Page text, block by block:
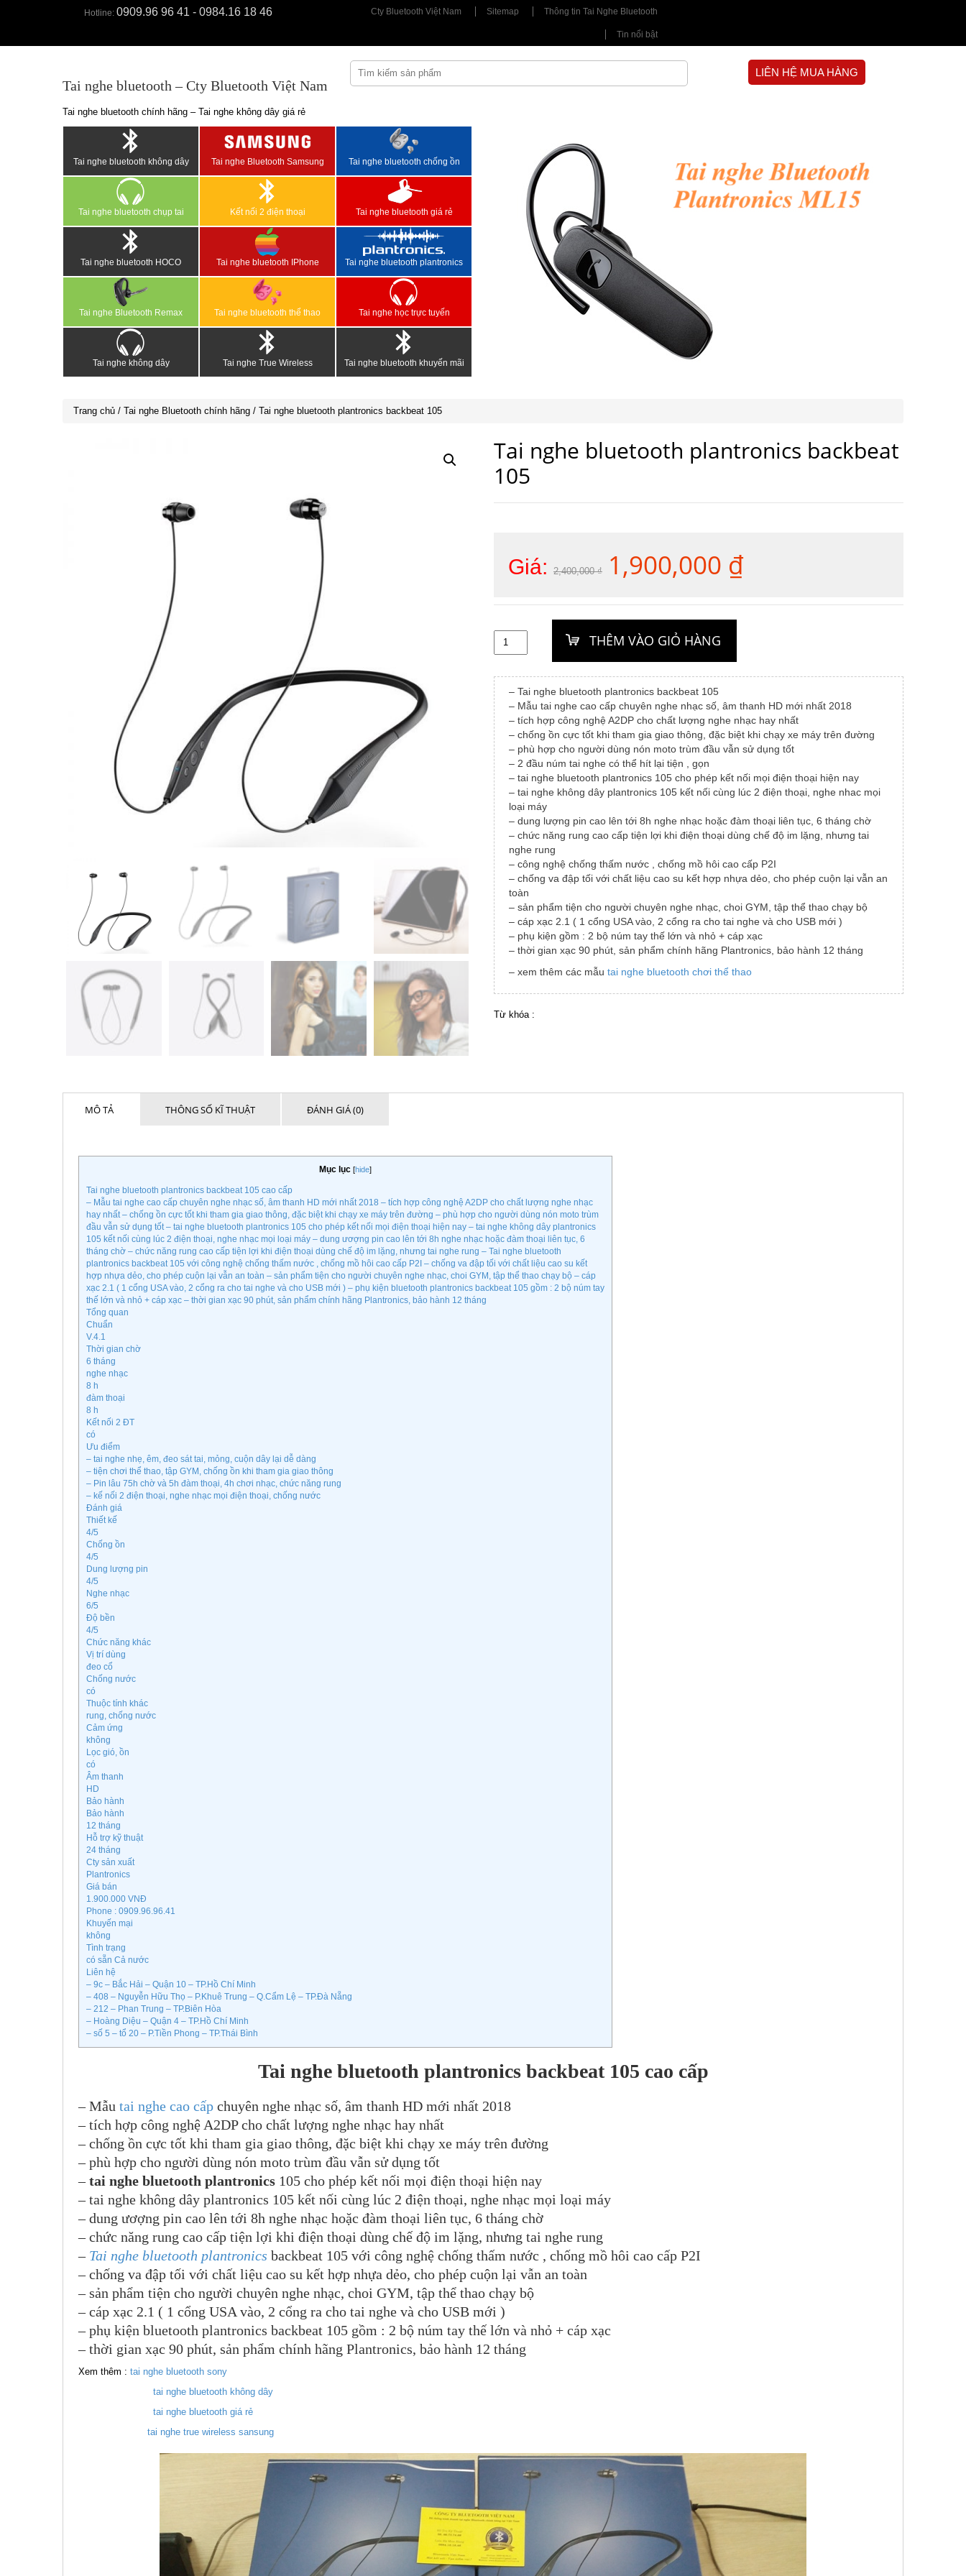
Hotline: 0909.96 96 41 - 0984.16 18 46 Cty Bluetooth Việt Nam Sitemap Thông tin Tai Nghe Bluetooth
Tin nổi bật
Tai nghe bluetooth – Cty Bluetooth Việt Nam
Tai nghe bluetooth chính hãng – Tai nghe không dây giá rẻ
LIÊN HỆ MUA HÀNG
Tai nghe bluetooth không dây Tai nghe Bluetooth Samsung Tai nghe bluetooth chống ồn
Tai nghe bluetooth chụp tai Kết nối 2 điện thoại Tai nghe bluetooth giá rẻ
Tai nghe bluetooth HOCO Tai nghe bluetooth IPhone Tai nghe bluetooth plantronics
Tai nghe Bluetooth Remax Tai nghe bluetooth thể thao Tai nghe học trực tuyến
Tai nghe không dây Tai nghe True Wireless Tai nghe bluetooth khuyến mãi
Trang chủ / Tai nghe Bluetooth chính hãng / Tai nghe bluetooth plantronics backbeat 105
Tai nghe bluetooth plantronics backbeat
105
Giá: 2,400,000₫
Giá
là:
2,400,000 ₫.
1,900,000 ₫Giá
1,900,000 ₫.
– Tai nghe bluetooth plantronics backbeat 105
– Mẫu tai nghe cao cấp chuyên nghe nhạc số, âm thanh HD mới nhất 2018
– tích hợp công nghệ A2DP cho chất lượng nghe nhạc hay nhất
– chống ồn cực tốt khi tham gia giao thông, đặc biệt khi chạy xe máy trên đường
– phù hợp cho người dùng nón moto trùm đầu vẫn sử dụng tốt
– 2 đầu núm tai nghe có thể hít lại tiện , gọn
– tai nghe bluetooth plantronics 105 cho phép kết nối mọi điện thoại hiện nay
– tai nghe không dây plantronics 105 kết nối cùng lúc 2 điện thoại, nghe nhac mọi
loại máy
– dung lượng pin cao lên tới 8h nghe nhạc hoặc đàm thoại liên tục, 6 tháng chờ
– chức năng rung cao cấp tiện lợi khi điện thoại dùng chế độ im lặng, nhưng tai
nghe rung
– công nghệ chống thấm nước , chống mồ hôi cao cấp P2I
– chống va đập tối với chất liệu cao su kết hợp nhựa dẻo, cho phép cuộn lại vẫn an
toàn
– sản phẩm tiện cho người chuyên nghe nhạc, choi GYM, tập thể thao chạy bộ
– cáp xạc 2.1 ( 1 cổng USA vào, 2 cổng ra cho tai nghe và cho USB mới )
– phụ kiện gồm : 2 bộ núm tay thế lớn và nhỏ + cáp xạc
– thời gian xạc 90 phút, sản phẩm chính hãng Plantronics, bảo hành 12 tháng
– xem thêm các mẫu tai nghe bluetooth chơi thể thao
Từ khóa :
MÔ TẢ THÔNG SỐ KĨ THUẬT ĐÁNH GIÁ (0)
Mục lục [hide]
Tai nghe bluetooth plantronics backbeat 105 cao cấp
– Mẫu tai nghe cao cấp chuyên nghe nhạc số, âm thanh HD mới nhất 2018 – tích hợp công nghệ A2DP cho chất lượng nghe nhạc
hay nhất – chống ồn cực tốt khi tham gia giao thông, đặc biệt khi chạy xe máy trên đường – phù hợp cho người dùng nón moto trùm
đầu vẫn sử dụng tốt – tai nghe bluetooth plantronics 105 cho phép kết nối mọi điện thoại hiện nay – tai nghe không dây plantronics
105 kết nối cùng lúc 2 điện thoại, nghe nhạc mọi loại máy – dung ươợng pin cao lên tới 8h nghe nhạc hoặc đàm thoại liên tục, 6
tháng chờ – chức năng rung cao cấp tiện lợi khi điện thoại dùng chế độ im lặng, nhưng tai nghe rung – Tai nghe bluetooth
plantronics backbeat 105 với công nghệ chống thấm nước , chống mồ hôi cao cấp P2I – chống va đập tối với chất liệu cao su kết
hợp nhựa dẻo, cho phép cuộn lại vẫn an toàn – sản phẩm tiện cho người chuyên nghe nhạc, choi GYM, tập thể thao chạy bộ – cáp
xạc 2.1 ( 1 cổng USA vào, 2 cổng ra cho tai nghe và cho USB mới ) – phụ kiện bluetooth plantronics backbeat 105 gồm : 2 bộ núm tay
thế lớn và nhỏ + cáp xạc – thời gian xạc 90 phút, sản phẩm chính hãng Plantronics, bảo hành 12 tháng
Tổng quan
Chuẩn
V.4.1
Thời gian chờ
6 tháng
nghe nhạc
8 h
đàm thoại
8 h
Kết nối 2 ĐT
có
Ưu điểm
– tai nghe nhẹ, êm, đeo sát tai, mỏng, cuộn dây lại dễ dàng
– tiện chơi thể thao, tập GYM, chống ồn khi tham gia giao thông
– Pin lâu 75h chờ và 5h đàm thoại, 4h chơi nhạc, chức năng rung
– kế nối 2 điện thoại, nghe nhạc mọi điện thoại, chống nước
Đánh giá
Thiết kế
4/5
Chống ồn
4/5
Dung lượng pin
4/5
Nghe nhạc
6/5
Độ bền
4/5
Chức năng khác
Vị trí dùng
đeo cổ
Chống nước
có
Thuộc tính khác
rung, chống nước
Cảm ứng
không
Lọc gió, ồn
có
Âm thanh
HD
Bảo hành
Bảo hành
12 tháng
Hỗ trợ kỹ thuật
24 tháng
Cty sản xuất
Plantronics
Giá bán
1.900.000 VNĐ
Phone : 0909.96.96.41
Khuyến mại
không
Tình trạng
có sẵn Cả nước
Liên hệ
– 9c – Bắc Hải – Quận 10 – TP.Hồ Chí Minh
– 408 – Nguyễn Hữu Thọ – P.Khuê Trung – Q.Cẩm Lệ – TP.Đà Nẵng
– 212 – Phan Trung – TP.Biên Hòa
– Hoàng Diệu – Quận 4 – TP.Hồ Chí Minh
– số 5 – tổ 20 – P.Tiền Phong – TP.Thái Bình
Tai nghe bluetooth plantronics backbeat 105 cao cấp
– Mẫu tai nghe cao cấp chuyên nghe nhạc số, âm thanh HD mới nhất 2018
– tích hợp công nghệ A2DP cho chất lượng nghe nhạc hay nhất
– chống ồn cực tốt khi tham gia giao thông, đặc biệt khi chạy xe máy trên đường
– phù hợp cho người dùng nón moto trùm đầu vẫn sử dụng tốt
–tai nghe bluetooth plantronics 105 cho phép kết nối mọi điện thoại hiện nay
– tai nghe không dây plantronics 105 kết nối cùng lúc 2 điện thoại, nghe nhạc mọi loại máy
– dung ươợng pin cao lên tới 8h nghe nhạc hoặc đàm thoại liên tục, 6 tháng chờ
– chức năng rung cao cấp tiện lợi khi điện thoại dùng chế độ im lặng, nhưng tai nghe rung
– Tai nghe bluetooth plantronics backbeat 105 với công nghệ chống thấm nước , chống mồ hôi cao cấp P2I
– chống va đập tối với chất liệu cao su kết hợp nhựa dẻo, cho phép cuộn lại vẫn an toàn
– sản phẩm tiện cho người chuyên nghe nhạc, choi GYM, tập thể thao chạy bộ
– cáp xạc 2.1 ( 1 cổng USA vào, 2 cổng ra cho tai nghe và cho USB mới )
– phụ kiện bluetooth plantronics backbeat 105 gồm : 2 bộ núm tay thế lớn và nhỏ + cáp xạc
– thời gian xạc 90 phút, sản phẩm chính hãng Plantronics, bảo hành 12 tháng
Xem thêm : tai nghe bluetooth sony
tai nghe bluetooth không dây
tai nghe bluetooth giá rẻ
tai nghe true wireless sansung